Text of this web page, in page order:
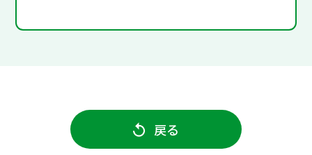
戻る